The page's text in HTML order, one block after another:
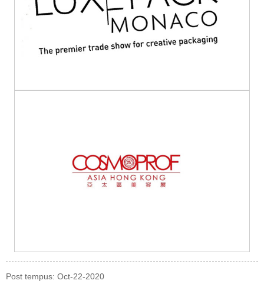
Post tempus: Oct-22-2020